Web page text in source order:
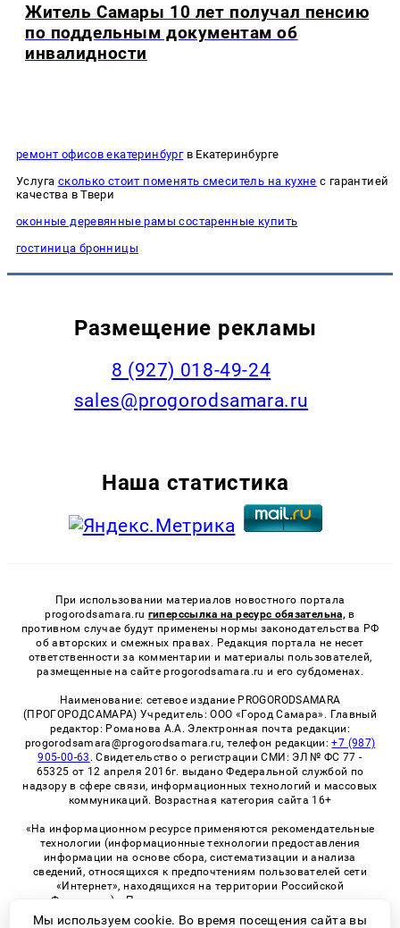
Житель Самары 10 лет получал пенсию
по поддельным документам об
инвалидности
ремонт офисов екатеринбургв Екатеринбурге
Услуга сколько стоит поменять смеситель на кухне с гарантией
качества в Твери
оконные деревянные рамы состаренные купить
гостиница бронницы
Размещение рекламы
8 (927) 018-49-24
sales@progorodsamara.ru
Наша статистика
При использовании материалов новостного портала
progorodsamara.ru гиперссылка на ресурс обязательна, в
противном случае будут применены нормы законодательства РФ
об авторских и смежных правах. Редакция портала не несет
ответственности за комментарии и материалы пользователей,
размещенные на сайте progorodsamara.ru и его субдоменах.
Наименование: сетевое издание PROGORODSAMARA
(ПРОГОРОДСАМАРА) Учредитель: ООО «Город Самара». Главный
редактор: Романова А.А. Электронная почта редакции:
progorodsamara@progorodsamara.ru, телефон редакции:+7 (987)
905-00-63 . Свидетельство о регистрации СМИ: ЭЛ № ФС 77 -
65325 от 12 апреля 2016г. выдано Федеральной службой по
надзору в сфере связи, информационных технологий и массовых
коммуникаций. Возрастная категория сайта 16+
«На информационном ресурсе применяются рекомендательные
технологии (информационные технологии предоставления
информации на основе сбора, систематизации и анализа
сведений, относящихся к предпочтениям пользователей сети
«Интернет», находящихся на территории Российской
Федерации)». Правила применения рекомендательных
технологий в виджетах рекламно-обменной сети
«СМИ2» (PDF)
Мы используем cookie. Во время посещения сайта вы